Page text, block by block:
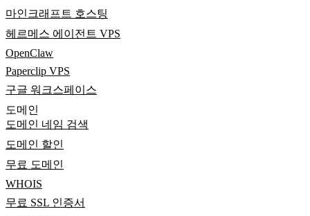
마인크래프트 호스팅
헤르메스 에이전트 VPS
OpenClaw
Paperclip VPS
구글 워크스페이스
도메인
도메인 네임 검색
도메인 할인
무료 도메인
WHOIS
무료 SSL 인증서